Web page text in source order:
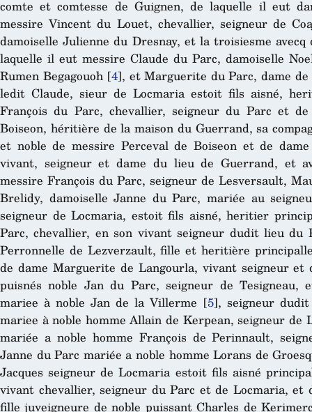
comte et comtesse de Guignen, de laquelle il eut
messire Vincent du Louet, chevallier, seigneur de
damoiselle Julienne du Dresnay, et la troisiesme
laquelle il eut messire Claude du Parc, damoiselle
Rumen Begagouoh[4], et Marguerite du Parc, dame
ledit Claude, sieur de Locmaria estoit fils aisné,
François du Parc, chevallier, seigneur du Parc et
Boiseon, héritière de la maison du Guerrand, sa
et noble de messire Perceval de Boiseon et de
vivant, seigneur et dame du lieu de Guerrand, et
messire François du Parc, seigneur de Lesversault,
Brelidy, damoiselle Janne du Parc, mariée au
seigneur de Locmaria, estoit fils aisné, heritier
Parc, chevallier, en son vivant seigneur dudit lieu du
Perronnelle de Lezverzault, fille et heritière
de dame Marguerite de Langourla, vivant seigneur
puisnés noble Jan du Parc, seigneur de Tesigneau,
mariee à noble Jan de la Villerme [5], seigneur
mariee à noble homme Allain de Kerpean, seigneur de
mariée a noble homme François de Perinnault,
Janne du Parc mariée a noble homme Lorans de
Jacques seigneur de Locmaria estoit fils aisné
vivant chevallier, seigneur du Parc et de Locmaria,
fille juveigneure de noble puissant Charles de